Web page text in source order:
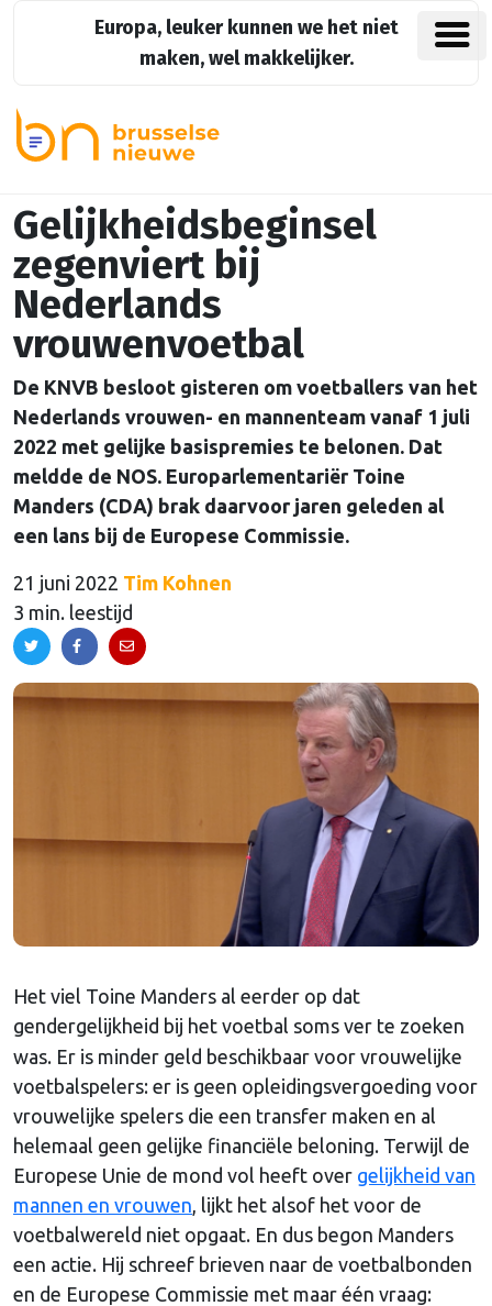
Europa, leuker kunnen we het niet
maken, wel makkelijker.
Gelijkheidsbeginsel
zegenviert bij
Nederlands
vrouwenvoetbal
De KNVB besloot gisteren om voetballers van het
Nederlands vrouwen- en mannenteam vanaf 1 juli
2022 met gelijke basispremies te belonen. Dat
meldde de NOS. Europarlementariër Toine
Manders (CDA) brak daarvoor jaren geleden al
een lans bij de Europese Commissie.
21 juni 2022 Tim Kohnen
3 min. leestijd
Het viel Toine Manders al eerder op dat
gendergelijkheid bij het voetbal soms ver te zoeken
was. Er is minder geld beschikbaar voor vrouwelijke
voetbalspelers: er is geen opleidingsvergoeding voor
vrouwelijke spelers die een transfer maken en al
helemaal geen gelijke financiële beloning. Terwijl de
Europese Unie de mond vol heeft over gelijkheid van
mannen en vrouwen , lijkt het alsof het voor de
voetbalwereld niet opgaat. En dus begon Manders
een actie. Hij schreef brieven naar de voetbalbonden
en de Europese Commissie met maar één vraag: